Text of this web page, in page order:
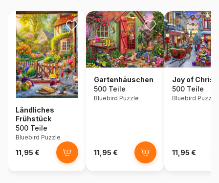
Ländliches
Frühstück
500 Teile
Bluebird Puzzle
11,95 €
Gartenhäuschen
500 Teile
Bluebird Puzzle
11,95 €
Joy of
500 Teile
Bluebird Puzzle
11,95 €